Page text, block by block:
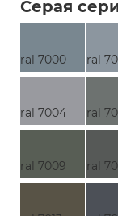
Серая
ral 7000 ral
ral 7004 ral
ral 7009 ral